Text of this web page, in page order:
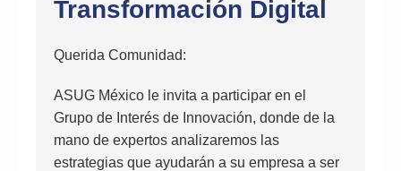
Transformación Digital
Querida Comunidad:
ASUG México le invita a participar en el
Grupo de Interés de Innovación, donde de la
mano de expertos analizaremos las
estrategias que ayudarán a su empresa a ser